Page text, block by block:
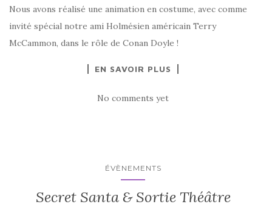
Nous avons réalisé une animation en costume, avec comme
invité spécial notre ami Holmésien américain Terry
McCammon, dans le rôle de Conan Doyle !
EN SAVOIR PLUS
No comments yet
ÉVÈNEMENTS
Secret Santa & Sortie Théâtre